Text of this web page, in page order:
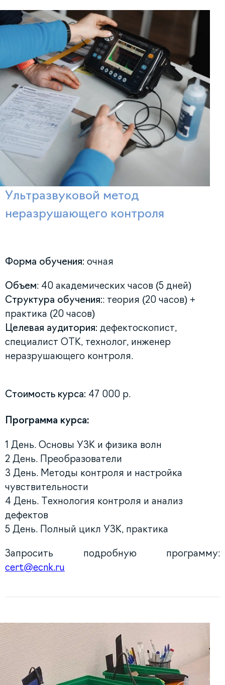
Ультразвуковой метод
неразрушающего контроля
Форма обучения: очная
Объем: 40 академических часов (5 дней)
Структура обучения:: теория (20 часов) +
практика (20 часов)
Целевая аудитория: дефектоскопист,
специалист ОТК, технолог, инженер
неразрушающего контроля.
Стоимость курса: 47 000 р.
Программа курса:
1 День. Основы УЗК и физика волн
2 День. Преобразователи
3 День. Методы контроля и настройка
чувствительности
4 День. Технология контроля и анализ
дефектов
5 День. Полный цикл УЗК, практика
Запросить подробную программу:
cert@ecnk.ru